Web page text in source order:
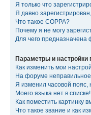
Я только что
Я давно
Что такое COPPA?
Почему я не могу
Для чего предназначена
Параметры и настройки
Как изменить мои
На форуме
Я изменил часовой пояс,
Моего языка нет в списке!
Как поместить картинку
Что такое звание и как